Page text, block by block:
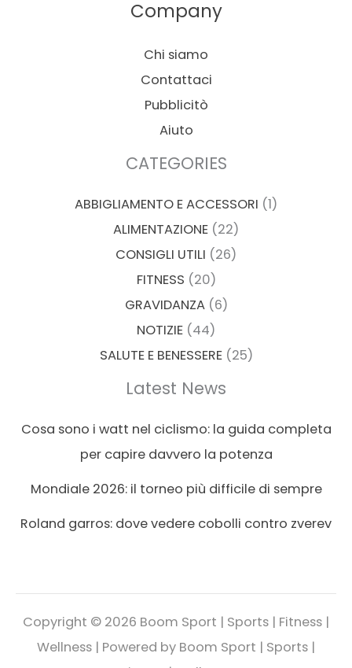
Company
Chi siamo
Contattaci
Pubblicitò
Aiuto
CATEGORIES
ABBIGLIAMENTO E ACCESSORI (1)
ALIMENTAZIONE (22)
CONSIGLI UTILI (26)
FITNESS (20)
GRAVIDANZA(6)
NOTIZIE (44)
SALUTE E BENESSERE(25)
Latest News
Cosa sono i watt nel ciclismo: la guida completa
per capire davvero la potenza
Mondiale 2026: il torneo più difficile di sempre
Roland garros: dove vedere cobolli contro zverev
Copyright © 2026 Boom Sport | Sports | Fitness |
Wellness | Powered by Boom Sport | Sports |